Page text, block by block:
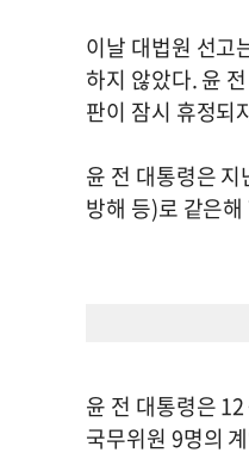
이날 대법원 선고
하지 않았다. 윤
판이 잠시 휴정되
윤 전 대통령은
방해 등)로 같은
윤 전 대통령은
국무위원 9명의